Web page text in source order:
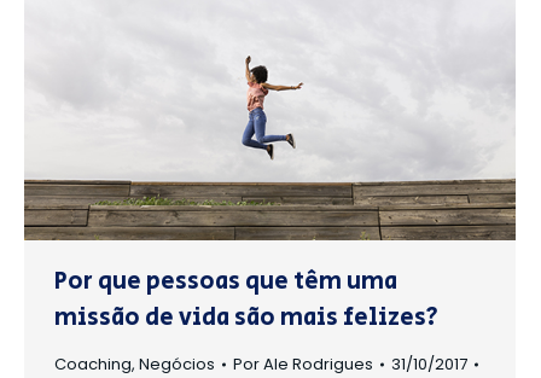
Por que pessoas que têm uma
missão de vida são mais felizes?
Coaching, Negócios PorAle Rodrigues
31/10/2017